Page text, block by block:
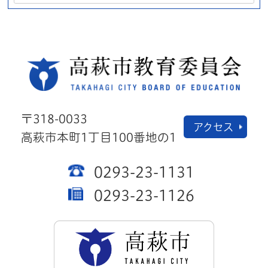
〒318-0033
高萩市本町1丁目100番地の1
アクセス
0293-23-1131
0293-23-1126